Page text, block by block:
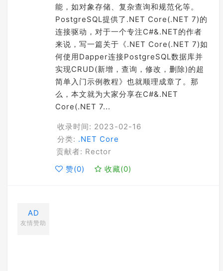
能，如对象存储、复杂查询和规范化等。
PostgreSQL提供了.NET Core(.NET 7)的
连接驱动，对于一个专注C#&.NET的作者
来说，写一篇关于《.NET Core(.NET 7)如
何使用Dapper连接PostgreSQL数据库并
实现CRUD(新增，查询，修改，删除)的超
简单入门示例教程》也就顺理成章了。那
么，本文就为大家分享在C#&.NET
Core(.NET 7...
收录时间: 2023-02-16
分类: .NET Core
贡献者: Rector
赞(0) 收藏(0)
AD
友情赞助